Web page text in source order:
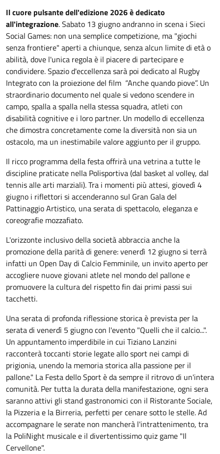
Il cuore pulsante dell'edizione 2026 è dedicato
all'integrazione. Sabato 13 giugno andranno in scena i Sieci
Social Games: non una semplice competizione, ma "giochi
senza frontiere" aperti a chiunque, senza alcun limite di età o
abilità, dove l'unica regola è il piacere di partecipare e
condividere. Spazio d'eccellenza sarà poi dedicato al Rugby
Integrato con la proiezione del film “Anche quando piove”. Un
straordinario documento nel quale si vedono scendere in
campo, spalla a spalla nella stessa squadra, atleti con
disabilità cognitive e i loro partner. Un modello di eccellenza
che dimostra concretamente come la diversità non sia un
ostacolo, ma un inestimabile valore aggiunto per il gruppo.
Il ricco programma della festa offrirà una vetrina a tutte le
discipline praticate nella Polisportiva (dal basket al volley, dal
tennis alle arti marziali). Tra i momenti più attesi, giovedì 4
giugno i riflettori si accenderanno sul Gran Gala del
Pattinaggio Artistico, una serata di spettacolo, eleganza e
coreografie mozzafiato.
L'orizzonte inclusivo della società abbraccia anche la
promozione della parità di genere: venerdì 12 giugno si terrà
infatti un Open Day di Calcio Femminile, un invito aperto per
accogliere nuove giovani atlete nel mondo del pallone e
promuovere la cultura del rispetto fin dai primi passi sui
tacchetti.
Una serata di profonda riflessione storica è prevista per la
serata di venerdì 5 giugno con l'evento "Quelli che il calcio...".
Un appuntamento imperdibile in cui Tiziano Lanzini
racconterà toccanti storie legate allo sport nei campi di
prigionia, unendo la memoria storica alla passione per il
pallone." La Festa dello Sport è da sempre il ritrovo di un'intera
comunità. Per tutta la durata della manifestazione, ogni sera
saranno attivi gli stand gastronomici con il Ristorante Sociale,
la Pizzeria e la Birreria, perfetti per cenare sotto le stelle. Ad
accompagnare le serate non mancherà l'intrattenimento, tra
la PoliNight musicale e il divertentissimo quiz game "Il
Cervellone".